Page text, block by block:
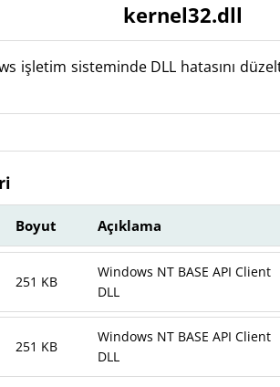
kernel32.dll
işletim sisteminde DLL hatasını
Boyut Açıklama
251 KB
Windows NT BASE API Client
DLL
251 KB
Windows NT BASE API Client
DLL